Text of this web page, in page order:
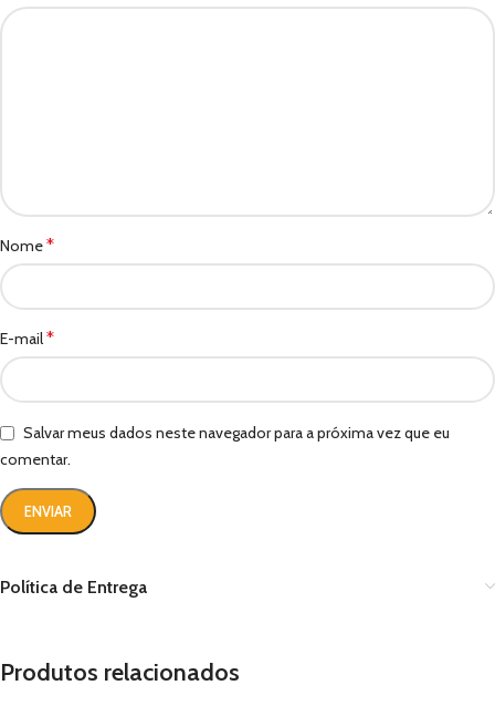
Nome*
E-mail*
Salvar meus dados neste navegador para a próxima vez que eu
comentar.
Política de Entrega
Produtos relacionados